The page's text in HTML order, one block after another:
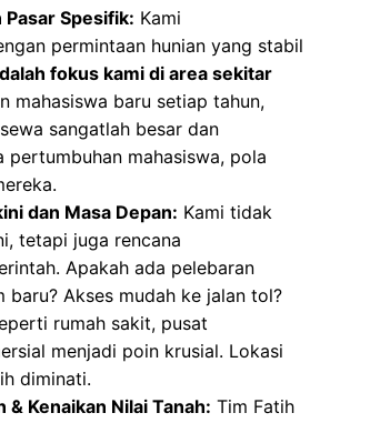
Spesifik: Kami
permintaan hunian yang stabil
fokus kami di area sekitar
mahasiswa baru setiap tahun,
sangatlah besar dan
pertumbuhan mahasiswa, pola
dan Masa Depan: Kami tidak
tetapi juga rencana
Apakah ada pelebaran
baru? Akses mudah ke jalan tol?
rumah sakit, pusat
menjadi poin krusial. Lokasi
diminati.
Kenaikan Nilai Tanah: Tim Fatih